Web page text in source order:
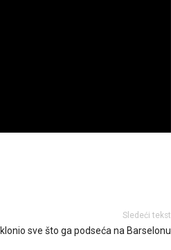
Sledeći tekst
sve što ga podseća na Barselonu